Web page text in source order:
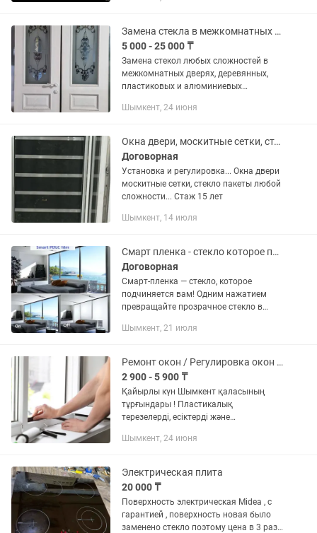
сенсорные модули...
Замена стекла в межкомнатных дверях
5 000 - 25 000 ₸
Замена стекол любых сложностей в
межкомнатных дверях, деревянных,
пластиковых и алюминиевых
Шымкент, 24 июня
Окна двери, москитные сетки, стекло пакеты
Договорная
Установка и регулировка... Окна двери
москитные сетки, стекло пакеты любой
сложности... Стаж 15 лет
Шымкент, 14 июля
Смарт пленка - стекло которое подчиняется вам
Договорная
Смарт-пленка — стекло, которое
подчиняется вам! Одним нажатием
превращайте прозрачное стекло в
офисе, в переговорной. Установка на
Шымкент, 21 июля
Ремонт окон / Регулировка окон / Замена стекло пакетов
2 900 - 5 900 ₸
Қайырлы күн Шымкент қаласының
тұрғындары ! Пластикалық
терезелерді, есіктерді және
көрсетеміз! Біз жұмысты тиімді және
-стеклопакеттерді...
Шымкент, 24 июня
Электрическая плита
20 000 ₸
Поверхность электрическая Midea , с
гарантией , поверхность новая было
заменено стекло поэтому цена в 3 раза